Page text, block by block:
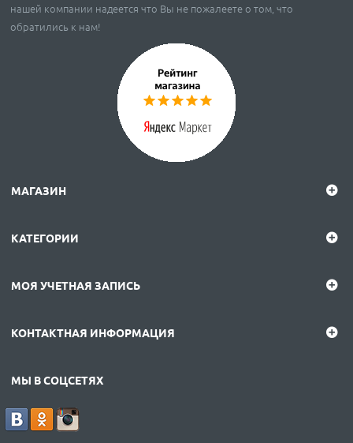
нашей компании надеется что Вы не пожалеете о том, что
обратились к нам!
МАГАЗИН
КАТЕГОРИИ
МОЯ УЧЕТНАЯ ЗАПИСЬ
КОНТАКТНАЯ ИНФОРМАЦИЯ
МЫ В СОЦСЕТЯХ